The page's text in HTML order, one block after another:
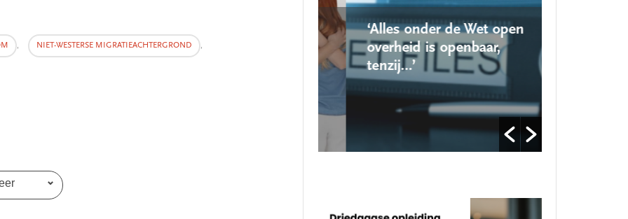
, NIET-WESTERSE MIGRATIEACHTERGROND ,
kun je de jeugd beter
‘Alles onder de Wet open
overheid is openbaar,
tenzij…’